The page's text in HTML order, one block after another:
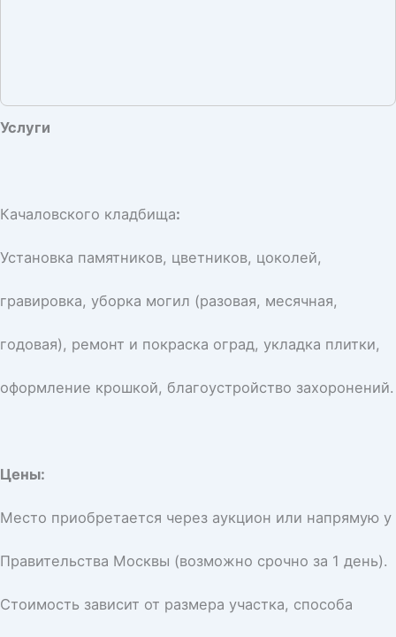
Услуги
Качаловского кладбища:
Установка памятников, цветников, цоколей,
гравировка, уборка могил (разовая, месячная,
годовая), ремонт и покраска оград, укладка плитки,
оформление крошкой, благоустройство захоронений.
Цены:
Место приобретается через аукцион или напрямую у
Правительства Москвы (возможно срочно за 1 день).
Стоимость зависит от размера участка, способа